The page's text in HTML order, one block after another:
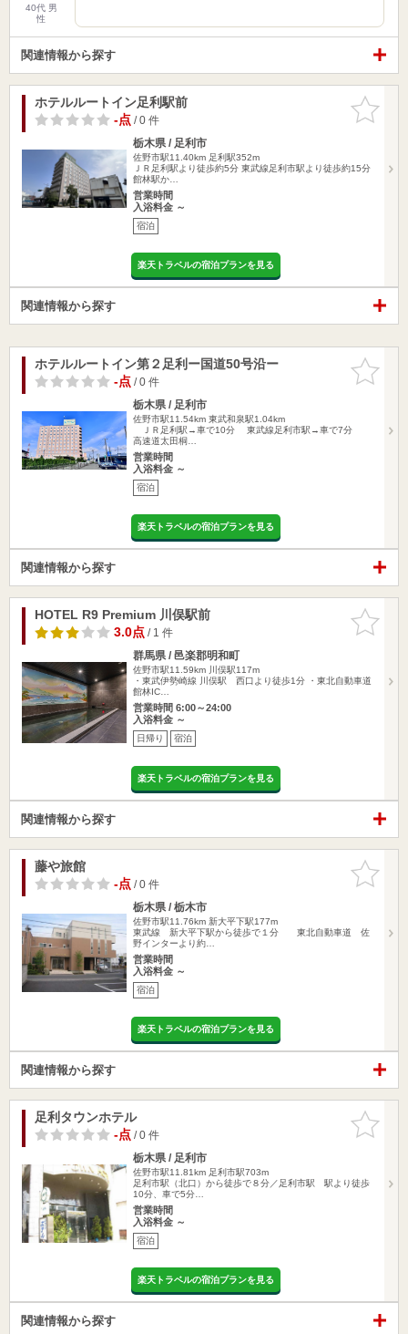
40代 男
性
関連情報から探す
お気に入
りに追加
ホテルルートイン足利駅前
-点/ 0 件
栃木県 / 足利市
佐野市駅11.40km 足利駅352m
ＪＲ足利駅より徒歩約5分 東武線足利市駅より徒歩約15分
館林駅か…
営業時間
入浴料金 ～
宿泊
楽天トラベルの宿泊プランを見る
関連情報から探す
お気に入
りに追加
ホテルルートイン第２足利ー国道50号沿ー
-点/ 0 件
栃木県 / 足利市
佐野市駅11.54km 東武和泉駅1.04km
ＪＲ足利駅→車で10分 東武線足利市駅→車で7分
高速道太田桐…
営業時間
入浴料金 ～
宿泊
楽天トラベルの宿泊プランを見る
関連情報から探す
お気に入
りに追加
HOTEL R9 Premium 川俣駅前
3.0点/ 1 件
群馬県 / 邑楽郡明和町
佐野市駅11.59km
川俣駅117m
・東武伊勢崎線 川俣駅 西口より徒歩1分 ・東北自動車道
館林IC…
営業時間 6:00～24:00
入浴料金 ～
日帰り 宿泊
楽天トラベルの宿泊プランを見る
関連情報から探す
お気に入
りに追加
藤や旅館
-点/ 0 件
栃木県 / 栃木市
佐野市駅11.76km 新大平下駅177m
東武線 新大平下駅から徒歩で１分 東北自動車道 佐
野インターより約…
営業時間
入浴料金 ～
宿泊
楽天トラベルの宿泊プランを見る
関連情報から探す
お気に入
りに追加
足利タウンホテル
-点/ 0 件
栃木県 / 足利市
佐野市駅11.81km 足利市駅703m
足利市駅（北口）から徒歩で８分／足利市駅 駅より徒歩
10分、車で5分…
営業時間
入浴料金 ～
宿泊
楽天トラベルの宿泊プランを見る
関連情報から探す